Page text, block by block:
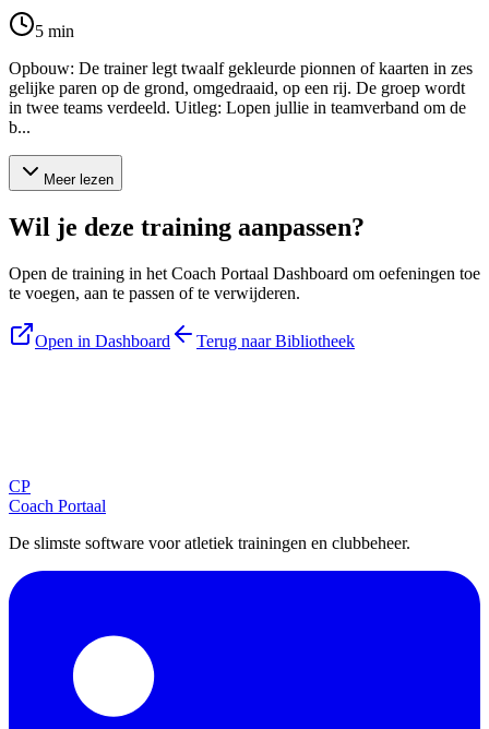
5 min
Opbouw: De trainer legt twaalf gekleurde pionnen of kaarten in zes
gelijke paren op de grond, omgedraaid, op een rij. De groep wordt
in twee teams verdeeld. Uitleg: Lopen jullie in teamverband om de
b...
Meer lezen
Wil je deze training aanpassen?
Open de training in het Coach Portaal Dashboard om oefeningen toe
te voegen, aan te passen of te verwijderen.
Open in Dashboard Terug naar Bibliotheek
CP
Coach Portaal
De slimste software voor atletiek trainingen en clubbeheer.